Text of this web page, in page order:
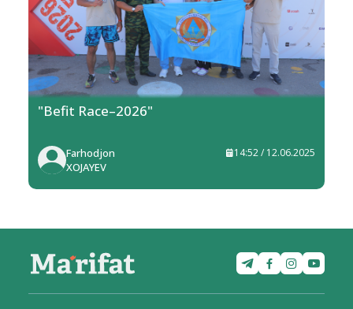
"Befit Race–2026"
Farhodjon
XOJAYEV
14:52 / 12.06.2025